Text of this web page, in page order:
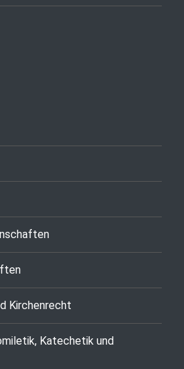
Kirchenrecht
Katechetik und